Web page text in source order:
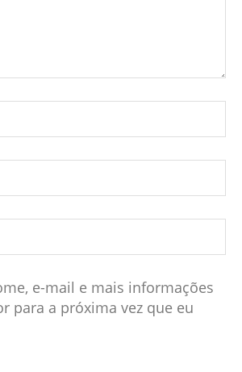
e-mail e mais informações
para a próxima vez que eu